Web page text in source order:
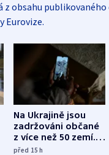
z obsahu
Eurovize.
Na Ukrajině jsou
zadržováni občané
z více než 50 zemí.
Bojovali na straně
před 15h